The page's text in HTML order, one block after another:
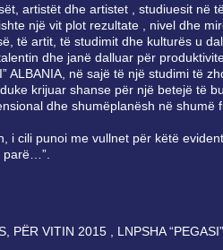
artistët dhe artistet , studiuesit në
një vit plot rezultate , nivel dhe
të artit, të studimit dhe kulturës u
dhe janë dalluar për
ALBANIA, në sajë të një studimi të
krijuar shanse për një betejë të
dhe shumëplanësh në shumë
i cili punoi me vullnet për këtë
parë…”.
PЁR VITIN 2015 , LNPSHA